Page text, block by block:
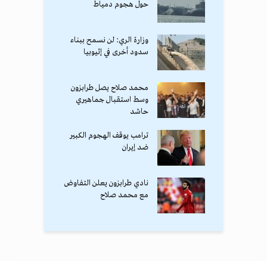
حول هجوم دمياط
وزارة الري: لن نسمح ببناء
سدود أخرى في إثيوبيا
محمد صلاح يصل طرابزون
وسط استقبال جماهيري
حاشد
ترامب يوقف الهجوم الكبير
ضد إيران
نادي طرابزون يعلن التفاوض
مع محمد صلاح